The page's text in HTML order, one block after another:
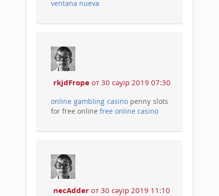
ventana nueva
rkjdFrope от 30 сәуір 2019 07:30
online gambling casinopenny slots
for free online free online casino
necAdder от 30 сәуір 2019 11:10